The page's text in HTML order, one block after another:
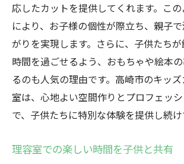
応したカットを提供してくれます。こ
により、お子様の個性が際立ち、親子
がりを実現します。さらに、子供たち
時間を過ごせるよう、おもちゃや絵本
るのも人気の理由です。高崎市のキッ
室は、心地よい空間作りとプロフェッ
で、子供たちに特別な体験を提供し続け
理容室での楽しい時間を子供と共有